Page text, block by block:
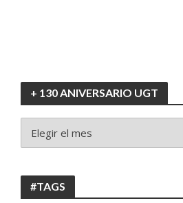
+ 130 ANIVERSARIO UGT
130
#TAGS